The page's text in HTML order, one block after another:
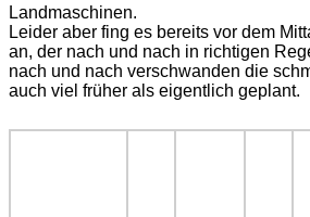
Landmaschinen.
Leider aber fing es bereits vor dem
an, der nach und nach in richtigen
nach und nach verschwanden die
auch viel früher als eigentlich geplant.